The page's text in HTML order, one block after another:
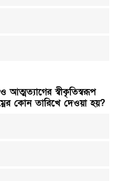
আত্মত্যাগের স্বীকৃতিস্বরূপ
কোন তারিখে দেওয়া হয়?